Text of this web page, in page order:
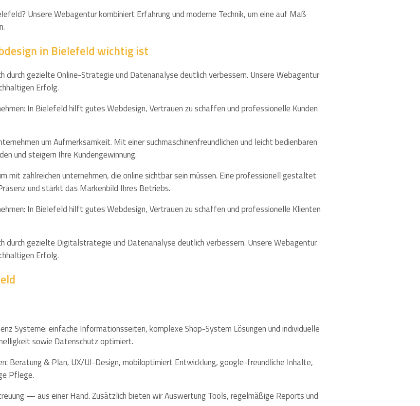
Unsere Webagentur kombiniert Erfahrung und moderne Technik, um eine auf Maß
in Bielefeld wichtig ist
durch gezielte Online-Strategie und Datenanalyse deutlich verbessern. Unsere Webagentur
Erfolg.
In Bielefeld hilft gutes Webdesign, Vertrauen zu schaffen und professionelle Kunden
um Aufmerksamkeit. Mit einer suchmaschinenfreundlichen und leicht bedienbaren
und steigern Ihre Kundengewinnung.
mit zahlreichen unternehmen, die online sichtbar sein müssen. Eine professionell gestaltet
und stärkt das Markenbild Ihres Betriebs.
In Bielefeld hilft gutes Webdesign, Vertrauen zu schaffen und professionelle Klienten
durch gezielte Digitalstrategie und Datenanalyse deutlich verbessern. Unsere Webagentur
Erfolg.
Systeme: einfache Informationsseiten, komplexe Shop-System Lösungen und individuelle
sowie Datenschutz optimiert.
Beratung & Plan, UX/UI-Design, mobiloptimiert Entwicklung, google-freundliche Inhalte,
Pflege.
— aus einer Hand. Zusätzlich bieten wir Auswertung Tools, regelmäßige Reports und